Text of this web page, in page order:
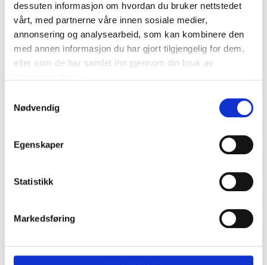
dessuten informasjon om hvordan du bruker nettstedet
vårt, med partnerne våre innen sosiale medier,
annonsering og analysearbeid, som kan kombinere den
med annen informasjon du har gjort tilgjengelig for dem,
eller som de har samlet inn gjennom din bruk av
Nødvendig
Egenskaper
Statistikk
Markedsføring
Quantity
Dimensions: 5 x 30mm
In stock in 1store
WOOD SCREW PAN HEAD 5,0-60